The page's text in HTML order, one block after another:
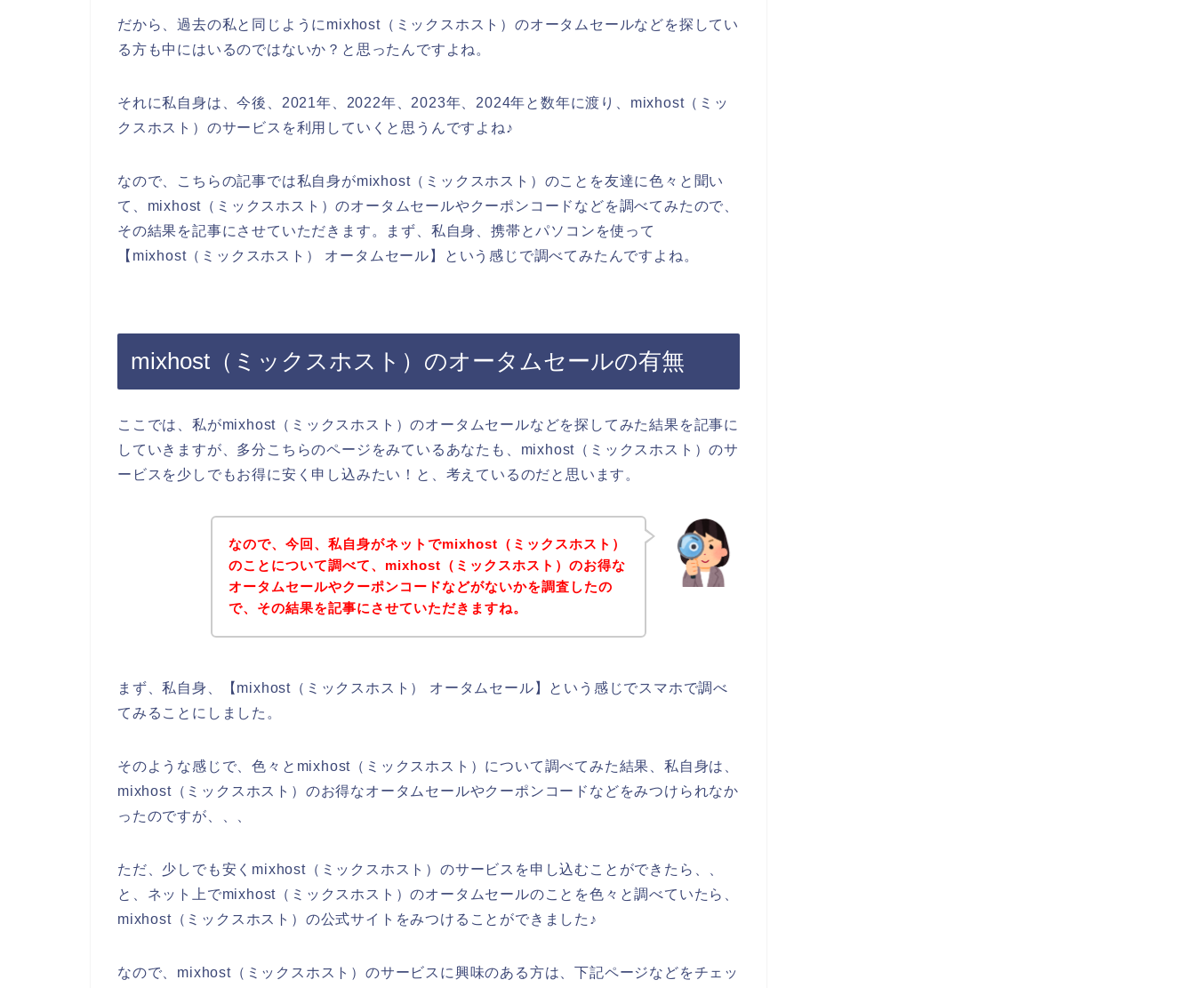
だから、過去の私と同じようにmixhost（ミックスホスト）のオータムセールなどを探してい
る方も中にはいるのではないか？と思ったんですよね。
それに私自身は、今後、2021年、2022年、2023年、2024年と数年に渡り、mixhost（ミッ
クスホスト）のサービスを利用していくと思うんですよね♪
なので、こちらの記事では私自身がmixhost（ミックスホスト）のことを友達に色々と聞い
て、mixhost（ミックスホスト）のオータムセールやクーポンコードなどを調べてみたので、
その結果を記事にさせていただきます。まず、私自身、携帯とパソコンを使って
【mixhost（ミックスホスト） オータムセール】という感じで調べてみたんですよね。
mixhost（ミックスホスト）のオータムセールの有無
ここでは、私がmixhost（ミックスホスト）のオータムセールなどを探してみた結果を記事に
していきますが、多分こちらのページをみているあなたも、mixhost（ミックスホスト）のサ
ービスを少しでもお得に安く申し込みたい！と、考えているのだと思います。
なので、今回、私自身がネットでmixhost（ミックスホスト）
のことについて調べて、mixhost（ミックスホスト）のお得な
オータムセールやクーポンコードなどがないかを調査したの
で、その結果を記事にさせていただきますね。
まず、私自身、【mixhost（ミックスホスト） オータムセール】という感じでスマホで調べ
てみることにしました。
そのような感じで、色々とmixhost（ミックスホスト）について調べてみた結果、私自身は、
mixhost（ミックスホスト）のお得なオータムセールやクーポンコードなどをみつけられなか
ったのですが、、、
ただ、少しでも安くmixhost（ミックスホスト）のサービスを申し込むことができたら、、
と、ネット上でmixhost（ミックスホスト）のオータムセールのことを色々と調べていたら、
mixhost（ミックスホスト）の公式サイトをみつけることができました♪
なので、mixhost（ミックスホスト）のサービスに興味のある方は、下記ページなどをチェッ